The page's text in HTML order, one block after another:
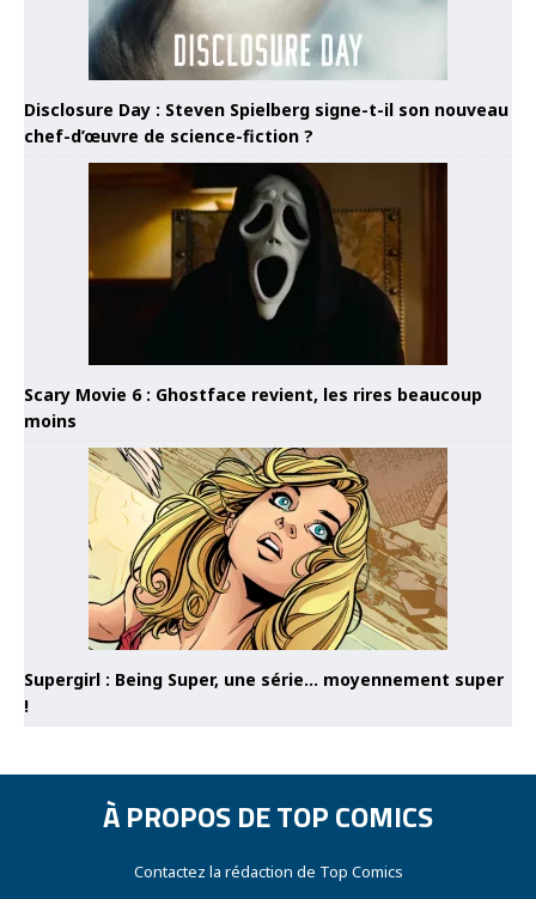
Disclosure Day : Steven Spielberg signe-t-il son nouveau
chef-d’œuvre de science-fiction ?
Scary Movie 6 : Ghostface revient, les rires beaucoup
moins
Supergirl : Being Super, une série… moyennement super
!
À PROPOS DE TOP COMICS
Contactez la rédaction de Top Comics